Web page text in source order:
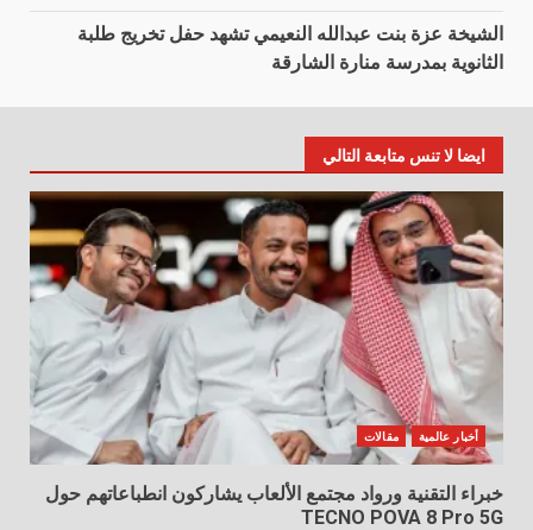
الشيخة عزة بنت عبدالله النعيمي تشهد حفل تخريج طلبة
الثانوية بمدرسة منارة الشارقة
ايضا لا تنس متابعة التالي
أخبار عالمية مقالات
خبراء التقنية ورواد مجتمع الألعاب يشاركون انطباعاتهم حول
TECNO POVA 8 Pro 5G